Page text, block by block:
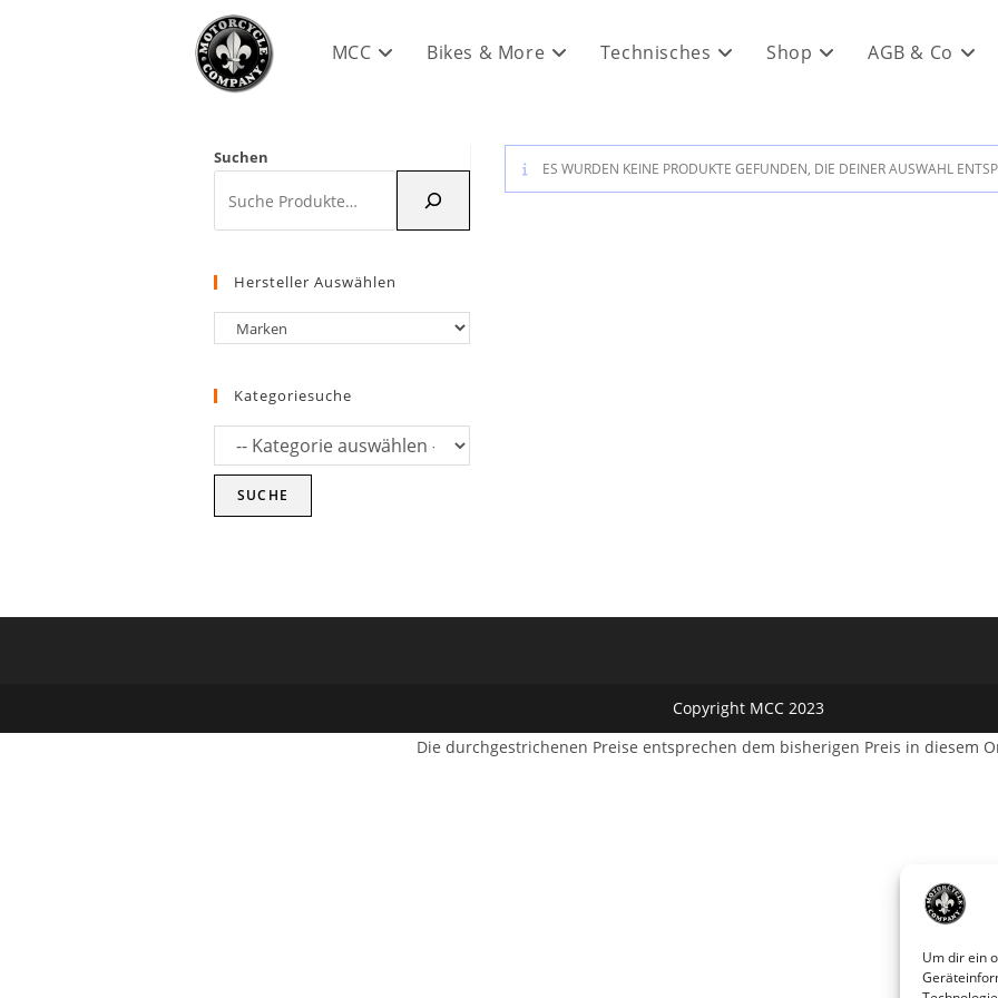
Um dir ein
MCC Bikes & More Technisches Shop AGB & Co
ES WURDEN KEINE PRODUKTE GEFUNDEN, DIE DEINER AUSWAHL
Suchen
Hersteller Auswählen
Kategoriesuche
SUCHE
Copyright MCC 2023
Die durchgestrichenen Preise entsprechen dem bisherigen Preis in diesem